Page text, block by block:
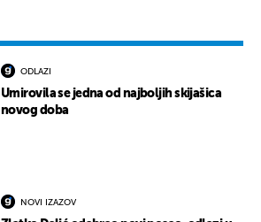
ODLAZI
Umirovila se jedna od najboljih skijašica
novog doba
NOVI IZAZOV